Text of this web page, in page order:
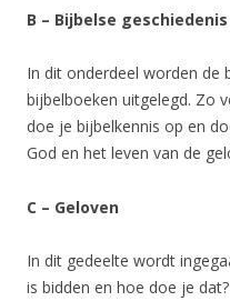
B – Bijbelse geschiedenis
In dit onderdeel worden de
bijbelboeken uitgelegd. Zo
doe je bijbelkennis op en
God en het leven van de
C – Geloven
In dit gedeelte wordt
is bidden en hoe doe je